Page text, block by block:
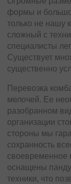
формы и
только не нашу
сложный с
специалисты
Существует
существенно
Перевозка
мелочей. Ее
разобранном
организации
стороны мы
сохранность
своевременное
оснащены
техники, что